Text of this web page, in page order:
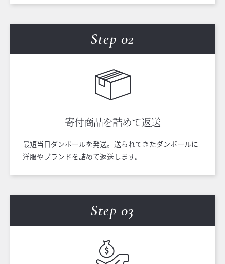
Step 02
寄付商品を詰めて返送
最短当日ダンボールを発送。送られてきたダンボールに
洋服やブランドを詰めて返送します。
Step 03